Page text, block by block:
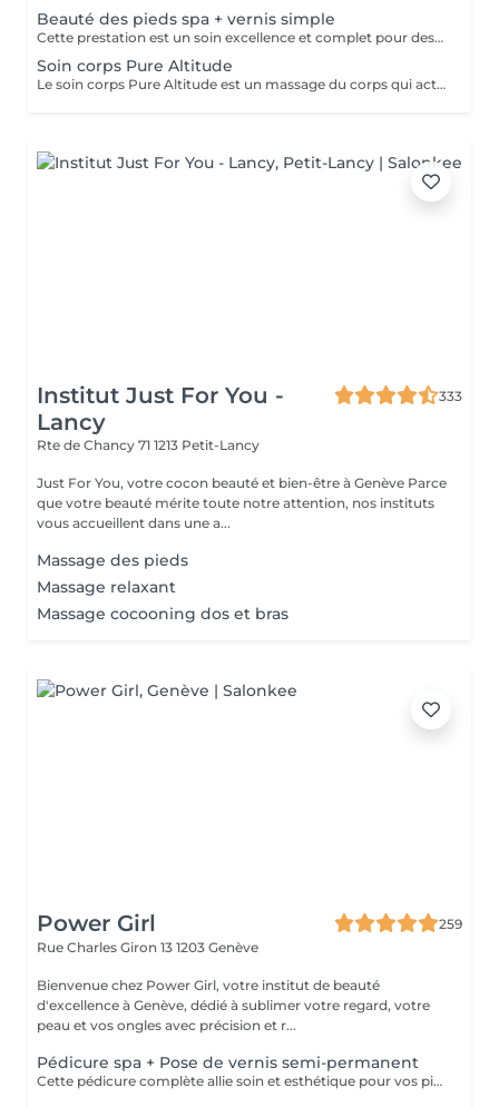
Beauté des pieds spa + vernis simple
Cette prestation est un soin excellence et complet pour des pieds doux et soyeux. Trempage, ponçage des callosités, application d'un gommage , application d'un masques hydratant et pour finir une crème hydratante. Ensuite la pose du vernis classique avec la couleur de votre choix.
Soin corps Pure Altitude
Le soin corps Pure Altitude est un massage du corps qui active le système nerveux parasympathique qui réduit le stress. Pendant que vous vous relaxez, la respiration et la circulation sanguine ralentissent, le stress diminue, votre corps est en repos complet. La pression du massage est à la demande du client avant le soin (légère à forte).
Institut Just For You -
Lancy
333
Rte de Chancy 71 1213 Petit-Lancy
Just For You, votre cocon beauté et bien-être à Genève Parce
que votre beauté mérite toute notre attention, nos instituts
vous accueillent dans une a...
Massage des pieds
Massage relaxant
Massage cocooning dos et bras
Power Girl
259
Rue Charles Giron 13 1203 Genève
Bienvenue chez Power Girl, votre institut de beauté
d'excellence à Genève, dédié à sublimer votre regard, votre
peau et vos ongles avec précision et r...
Pédicure spa + Pose de vernis semi-permanent
Cette pédicure complète allie soin et esthétique pour vos pieds. Nous commençons par repousser délicatement les cuticules, puis effectuons un gommage exfoliant pour éliminer les peaux mortes et lisser la peau. Ensuite, un soin à la paraffine est appliqué pour hydrater en profondeur et revitaliser vos pieds, les laissant doux et nourris. Pour finaliser la prestation, nous appliquons un vernis semi-permanent de haute qualité, garantissant une tenue impeccable pendant plusieurs semaines, avec une brillance durable et des pieds parfaitement soignés.